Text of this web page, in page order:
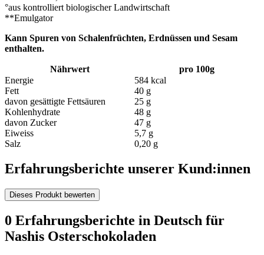
°aus kontrolliert biologischer Landwirtschaft
**Emulgator
Kann Spuren von Schalenfrüchten, Erdnüssen und Sesam
enthalten.
Nährwert
pro 100g
Energie
584 kcal
Fett
40 g
davon gesättigte Fettsäuren
25 g
Kohlenhydrate
48 g
davon Zucker
47 g
Eiweiss
5,7 g
Salz
0,20 g
Erfahrungsberichte unserer Kund:innen
Dieses Produkt bewerten
0 Erfahrungsberichte in Deutsch für
Nashis Osterschokoladen